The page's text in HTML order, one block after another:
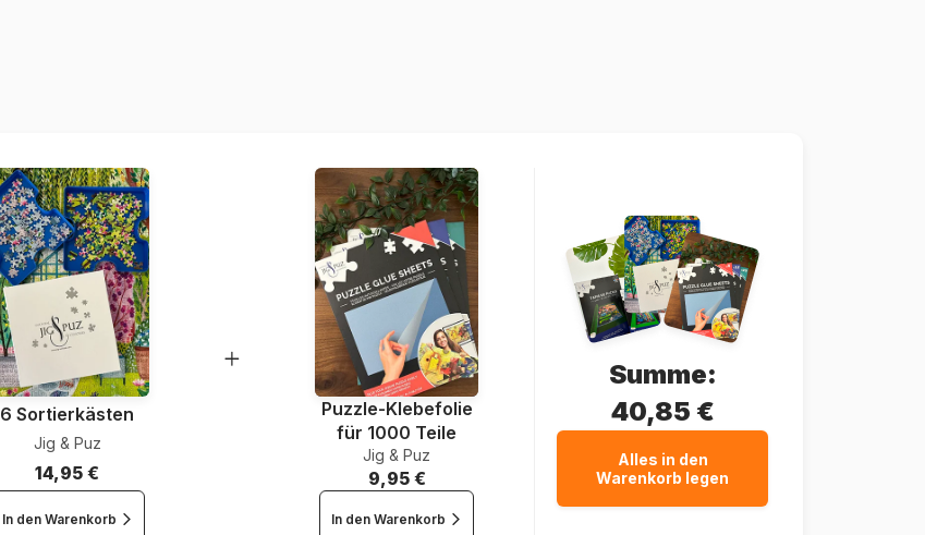
6 Sortierkästen
Jig & Puz
14,95 €
In den Warenkorb
Puzzle-Klebefolie
für 1000 Teile
Jig & Puz
9,95 €
In den Warenkorb
Summe:
40,85 €
Alles in den
Warenkorb legen